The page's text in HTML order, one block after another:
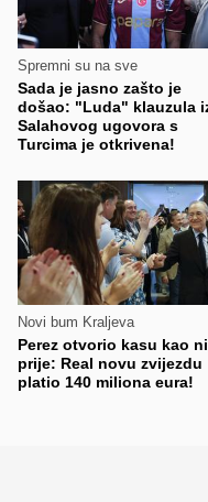
Spremni su na sve
Sada je jasno zašto je
došao: "Luda" klauzula
Salahovog ugovora s
Turcima je otkrivena!
Novi bum Kraljeva
Perez otvorio kasu kao
prije: Real novu zvijezdu
platio 140 miliona eura!